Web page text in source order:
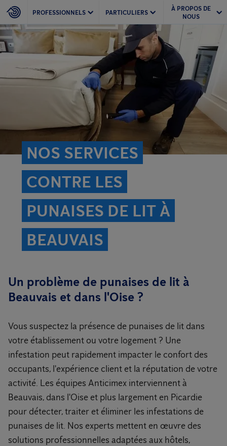
PROFESSIONNELS PARTICULIERS
À PROPOS DE
NOUS
NOS SERVICES
CONTRE LES
PUNAISES DE LIT À
BEAUVAIS
Un problème de punaises de lit à
Beauvais et dans l'Oise ?
Vous suspectez la présence de punaises de lit dans
votre établissement ou votre logement ? Une
infestation peut rapidement impacter le confort des
occupants, l'expérience client et la réputation de votre
activité. Les équipes Anticimex interviennent à
Beauvais, dans l'Oise et plus largement en Picardie
pour détecter, traiter et éliminer les infestations de
punaises de lit. Nos experts mettent en œuvre des
solutions professionnelles adaptées aux hôtels,